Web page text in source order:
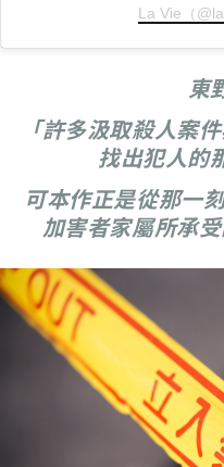
La Vie（
東
「許多汲取殺人案
找出犯人的
可本作正是從那一
加害者家屬所承